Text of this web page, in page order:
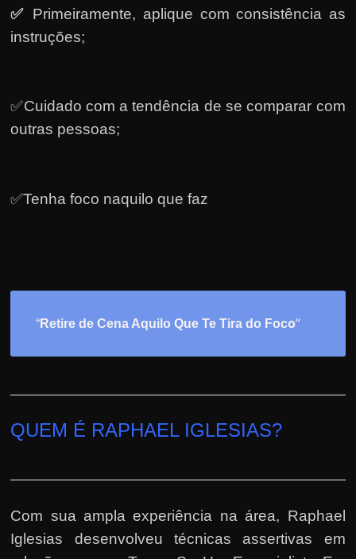
✅ Primeiramente, aplique com consistência as
instruções;
✅Cuidado com a tendência de se comparar com
outras pessoas;
✅Tenha foco naquilo que faz
“Retire de Cena Aquilo Que Te Tira do Foco“
QUEM É RAPHAEL IGLESIAS?
Com sua ampla experiência na área, Raphael
Iglesias desenvolveu técnicas assertivas em